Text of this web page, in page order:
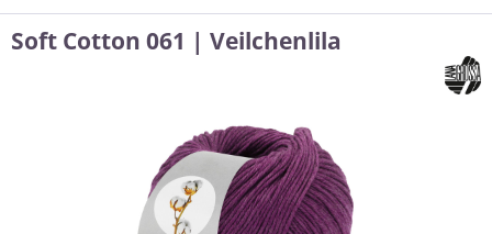
Soft Cotton 061 | Veilchenlila